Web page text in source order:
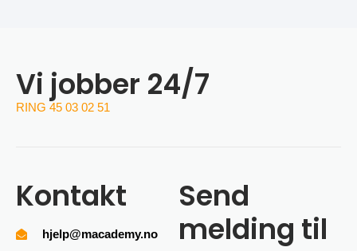
Vi jobber 24/7
RING 45 03 02 51
Kontakt
hjelp@macademy.no
Send
melding til